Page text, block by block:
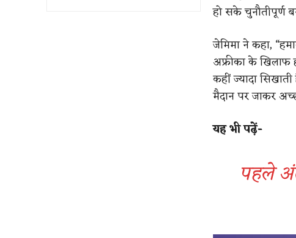
हो सके चुनौतीपूर्ण
जेमिमा ने कहा,
अफ्रीका के खिलाफ
कहीं ज्यादा
मैदान पर जाकर
यह भी पढ़ें-
पहले